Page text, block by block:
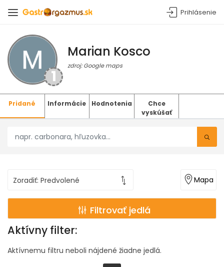
Prihlásenie
1
Marian Kosco
zdroj: Google maps
Pridané Informácie Hodnotenia
Chce
vyskúšať
Mapa
Filtrovať jedlá
Aktívny filter:
Aktívnemu filtru neboli nájdené žiadne jedlá.